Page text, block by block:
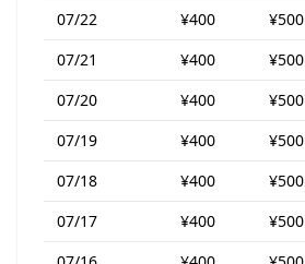
07/22
¥400 ¥500
07/21
¥400 ¥500
07/20
¥400 ¥500
07/19
¥400 ¥500
07/18
¥400 ¥500
07/17
¥400 ¥500